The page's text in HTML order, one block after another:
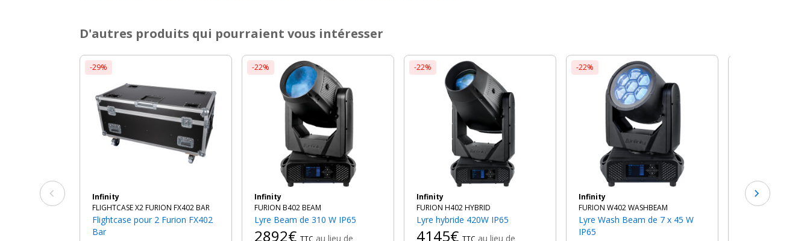
D'autres produits qui pourraient vous intéresser
-29%
Infinity
FLIGHTCASE X2 FURION FX402 BAR
Flightcase pour 2 Furion FX402
Bar
-22%
Infinity
FURION B402 BEAM
Lyre Beam de 310 W IP65
2892€ TTC au lieu de
-22%
Infinity
FURION H402 HYBRID
Lyre hybride 420W IP65
4145€ TTC au lieu de
-22%
Infinity
FURION W402 WASHBEAM
Lyre Wash Beam de 7 x 45 W
IP65